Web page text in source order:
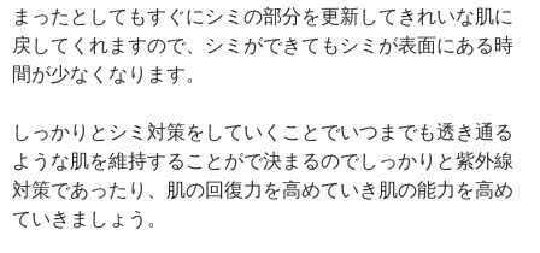
まったとしてもすぐにシミの部分を更新してきれいな肌に
戻してくれますので、シミができてもシミが表面にある時
間が少なくなります。
しっかりとシミ対策をしていくことでいつまでも透き通る
ような肌を維持することがで決まるのでしっかりと紫外線
対策であったり、肌の回復力を高めていき肌の能力を高め
ていきましょう。